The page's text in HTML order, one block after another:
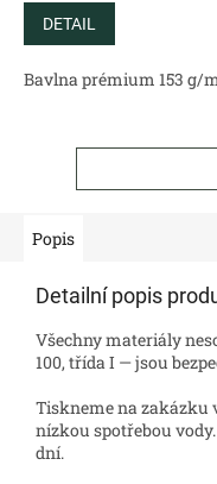
DETAIL
Bavlna prémium 153 g/
Popis
Detailní popis
Všechny materiály
100, třída I — jsou
Tiskneme na zakázku
nízkou spotřebou
dní.